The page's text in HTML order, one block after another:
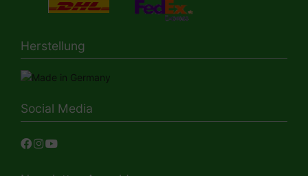
Herstellung
Social Media